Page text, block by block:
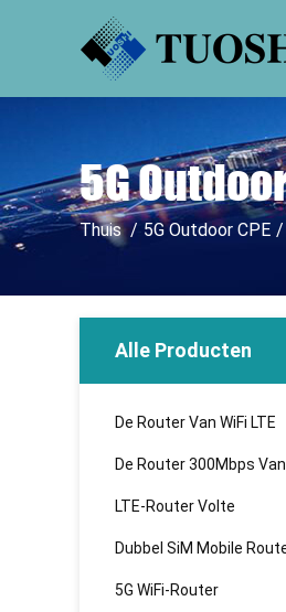
5G
Thuis / 5G Outdoor CPE /
Alle Producten
De Router Van WiFi LTE
De Router 300Mbps Van
LTE-Router Volte
Dubbel SiM Mobile
5G WiFi-Router